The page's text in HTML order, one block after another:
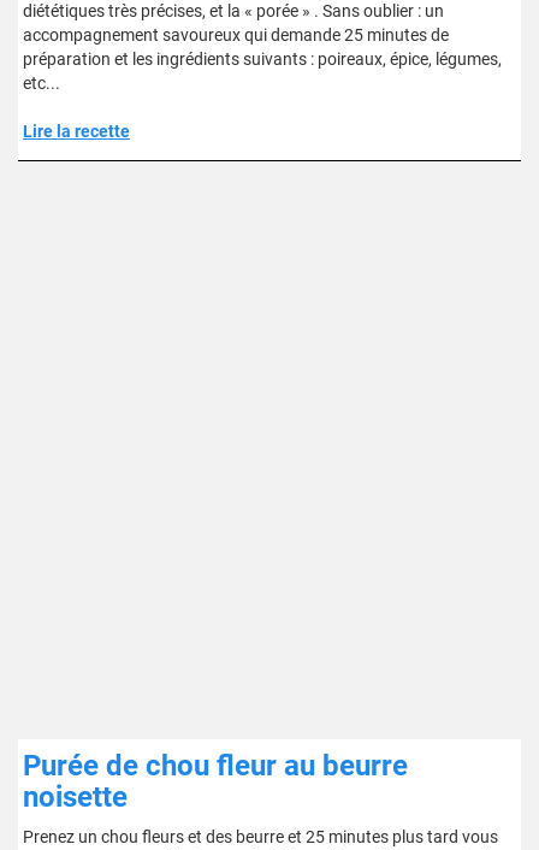
diététiques très précises, et la « porée » . Sans oublier : un
accompagnement savoureux qui demande 25 minutes de
préparation et les ingrédients suivants : poireaux, épice, légumes,
etc...
Lire la recette
Purée de chou fleur au beurre
noisette
Prenez un chou fleurs et des beurre et 25 minutes plus tard vous